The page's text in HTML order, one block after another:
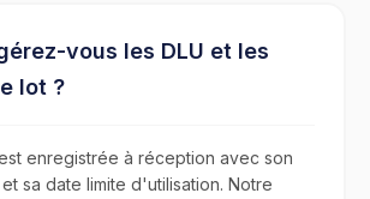
vous les DLU et les
lot ?
enregistrée à réception avec son
sa date limite d'utilisation. Notre